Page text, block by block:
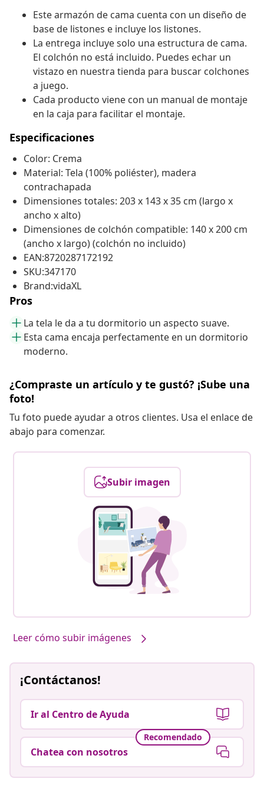
Este armazón de cama cuenta con un diseño de
base de listones e incluye los listones.
La entrega incluye solo una estructura de cama.
El colchón no está incluido. Puedes echar un
vistazo en nuestra tienda para buscar colchones
a juego.
Cada producto viene con un manual de montaje
en la caja para facilitar el montaje.
Especificaciones
Color: Crema
Material: Tela (100% poliéster), madera
contrachapada
Dimensiones totales: 203 x 143 x 35 cm (largo x
ancho x alto)
Dimensiones de colchón compatible: 140 x 200 cm
(ancho x largo) (colchón no incluido)
EAN:8720287172192
SKU:347170
Brand:vidaXL
Pros
La tela le da a tu dormitorio un aspecto suave.
Esta cama encaja perfectamente en un dormitorio
moderno.
¿Compraste un artículo y te gustó? ¡Sube una
foto!
Tu foto puede ayudar a otros clientes. Usa el enlace de
abajo para comenzar.
Subir imagen
Leer cómo subir imágenes
¡Contáctanos!
Ir al Centro de Ayuda
Recomendado
Chatea con nosotros